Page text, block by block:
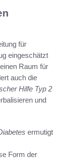
für
eingeschätzt
Raum für
auch die
Hilfe Typ 2
und
ermutigt
Form der